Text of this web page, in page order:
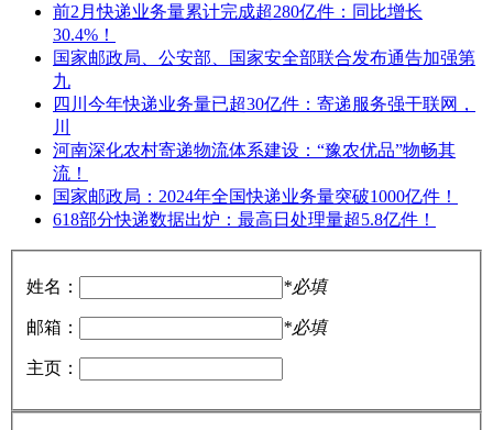
前2月快递业务量累计完成超280亿件：同比增长
30.4%！
国家邮政局、公安部、国家安全部联合发布通告加强第
九
四川今年快递业务量已超30亿件：寄递服务强干联网，
川
河南深化农村寄递物流体系建设：“豫农优品”物畅其
流！
国家邮政局：2024年全国快递业务量突破1000亿件！
618部分快递数据出炉：最高日处理量超5.8亿件！
姓名： *必填
邮箱： *必填
主页：